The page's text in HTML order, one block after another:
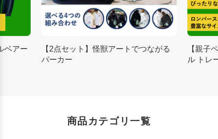
ベアー
【2点セット】怪獣アートでつながる
パーカー
【親子
ル トレ
商品カテゴリ一覧